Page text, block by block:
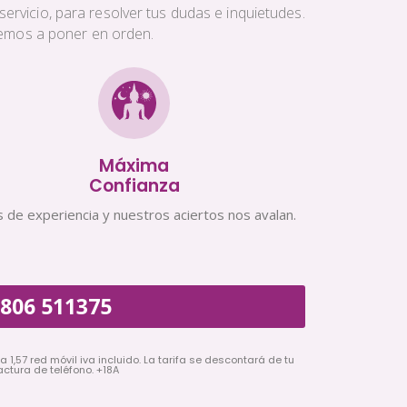
para resolver tus dudas e inquietudes.
a poner en orden.
Máxima
Confianza
de experiencia y nuestros aciertos nos avalan.
806 511375
1,57 red móvil iva incluido. La tarifa se descontará de tu
de teléfono. +18A